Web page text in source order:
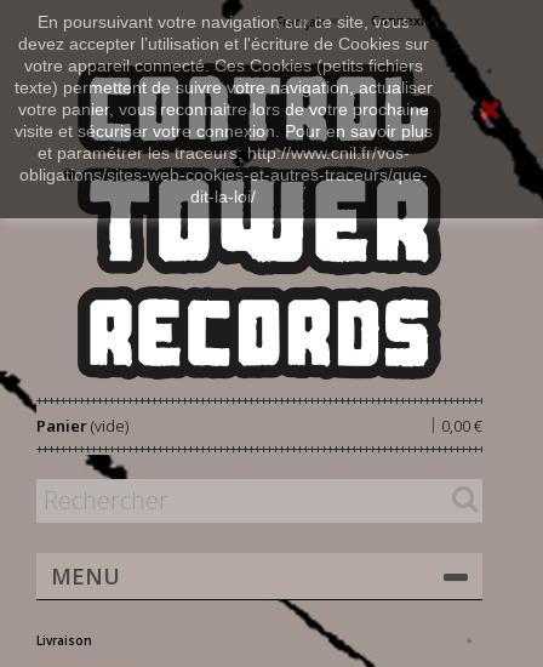
En poursuivant votre navigation sur ce site, vous
devez accepter l’utilisation et l'écriture de Cookies sur
votre appareil connecté. Ces Cookies (petits fichiers
texte) permettent de suivre votre navigation, actualiser
votre panier, vous reconnaitre lors de votre prochaine
visite et sécuriser votre connexion. Pour en savoir plus
et paramétrer les traceurs: http://www.cnil.fr/vos-
obligations/sites-web-cookies-et-autres-traceurs/que-
dit-la-loi/
Connexion
Français
Panier 0,00 €
|
(vide)
MENU
Livraison